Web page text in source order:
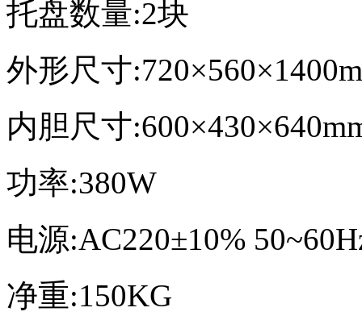
托盘数量:2块
外形尺寸:720×560×
内胆尺寸:600×430×
功率:380W
电源:AC220±10%
净重:150KG